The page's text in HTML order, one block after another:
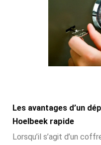
Les avantages d’un
Hoelbeek rapide
Lorsqu’il s’agit d’un